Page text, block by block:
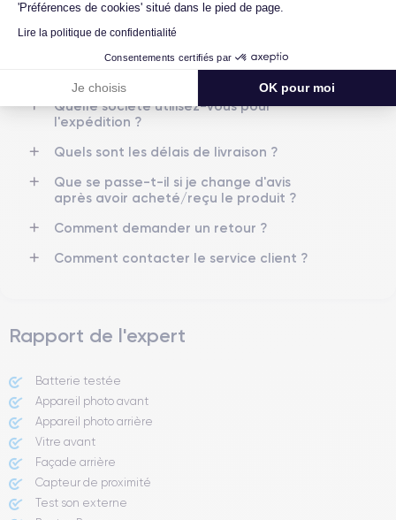
'Préférences de cookies' situé dans le pied de page.
Lire la politique de confidentialité
Consentements certifiés par
Je choisis OK pour moi
Caméra
Résolution vidéo Recharge rapide
3174 mAh Nano-SIM + eSIM
Réseau mobile
Débloqué
consulter la fiche technique de l'iPhone XS Max.
Est-il possible de payer l'iPhone XS Max
en plusieurs fois ?
Que se passe-t-il après avoir passé la
Quelle société utilisez-vous pour
l'expédition ?
Quels sont les délais de livraison ?
Que se passe-t-il si je change d'avis
après avoir acheté/reçu le produit ?
Comment demander un retour ?
Comment contacter le service client ?
Rapport de l'expert
Batterie testée
Appareil photo avant
Appareil photo arrière ​
Vitre avant ​
Façade arrière
Capteur de proximité
Test son externe